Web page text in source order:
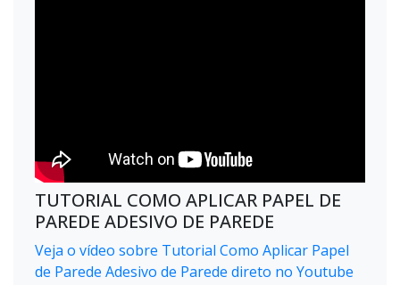
TUTORIAL COMO APLICAR PAPEL DE
PAREDE ADESIVO DE PAREDE
Veja o vídeo sobre Tutorial Como Aplicar Papel
de Parede Adesivo de Parede direto no Youtube